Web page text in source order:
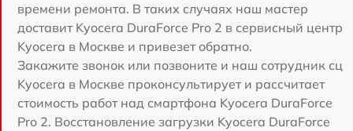
времени ремонта. В таких случаях наш мастер
доставит Kyocera DuraForce Pro 2 в сервисный центр
Kyocera в Москве и привезет обратно.
Закажите звонок или позвоните и наш сотрудник сц
Kyocera в Москве проконсультирует и рассчитает
стоимость работ над смартфона Kyocera DuraForce
Pro 2. Восстановление загрузки Kyocera DuraForce